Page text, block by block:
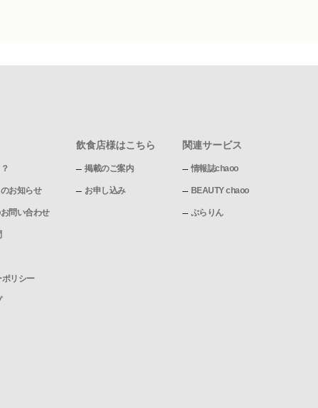
お知らせ
問い合わせ
ポリシー
飲食店様はこちら
掲載のご案内
お申し込み
関連サービス
情報誌chaoo
BEAUTY chaoo
ぶらりん